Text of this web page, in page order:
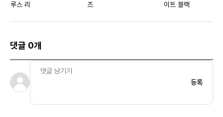
루스 리
즈
이트 블랙
댓글 0개
등록